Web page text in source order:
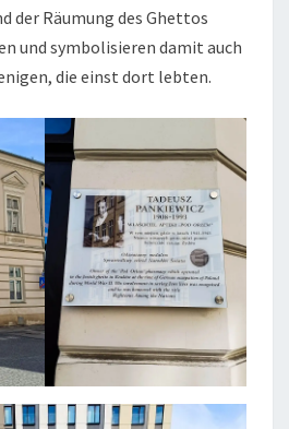
der Räumung des Ghettos
und symbolisieren damit auch
die einst dort lebten.